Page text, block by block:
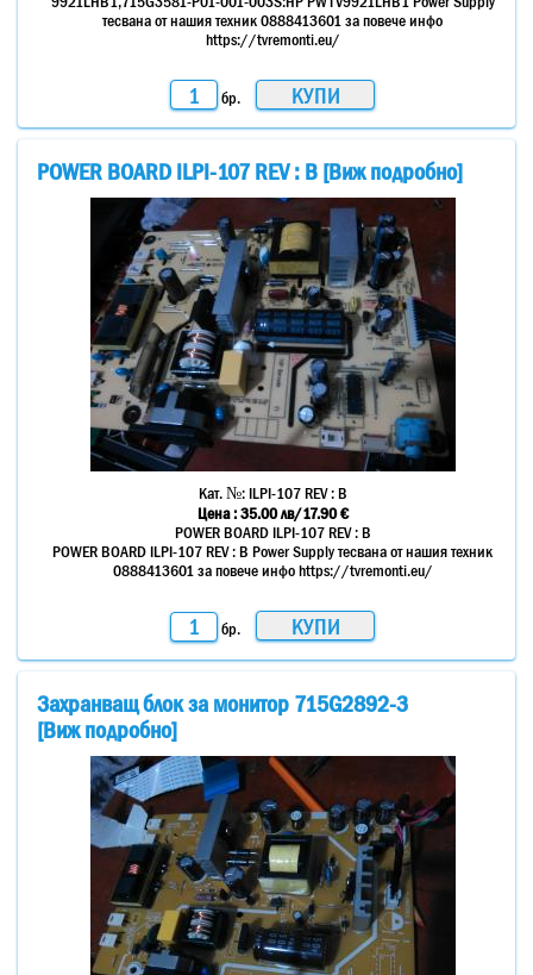
тесвана от нашия техник 0888413601 за повече инфо
https://tvremonti.eu/
бр.
POWER BOARD ILPI-107 REV : B [Виж подробно]
Кат. №:ILPI-107 REV : B
Цена :35.00лв/17.90 €
POWER BOARD ILPI-107 REV : B
POWER BOARD ILPI-107 REV : B Power Supply тесвана от нашия техник
0888413601 за повече инфо https://tvremonti.eu/
бр.
Захранващ блок за монитор 715G2892-3
[Виж подробно]